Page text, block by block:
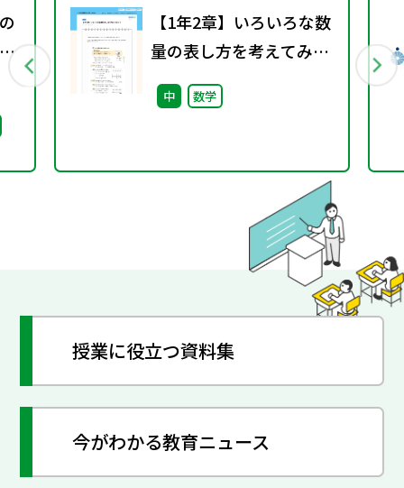
【1年2章】いろいろな数
量の表し方を考えてみよ
う
中 数学
授業に役立つ資料集
今がわかる教育ニュース